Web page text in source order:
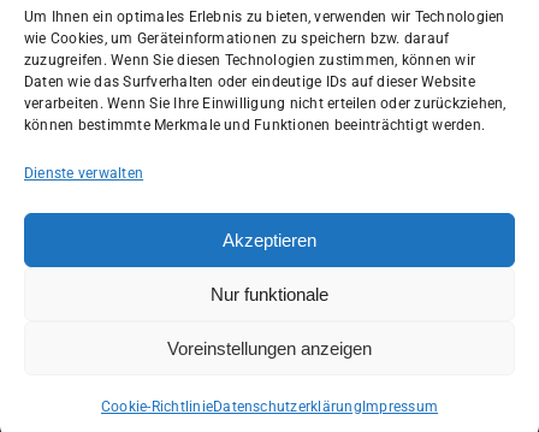
Um Ihnen ein optimales Erlebnis zu bieten, verwenden wir Technologien
wie Cookies, um Geräteinformationen zu speichern bzw. darauf
zuzugreifen. Wenn Sie diesen Technologien zustimmen, können wir
Daten wie das Surfverhalten oder eindeutige IDs auf dieser Website
verarbeiten. Wenn Sie Ihre Einwilligung nicht erteilen oder zurückziehen,
können bestimmte Merkmale und Funktionen beeinträchtigt werden.
Dienste verwalten
Akzeptieren
Nur funktionale
Voreinstellungen anzeigen
Cookie-RichtlinieDatenschutzerklärung Impressum
Allgemeine Geschäftsbedingungen
Datenschutzerklärung
Widerrufsbelehrung
Versandinformationen
WIDERRUF ERKLÄREN